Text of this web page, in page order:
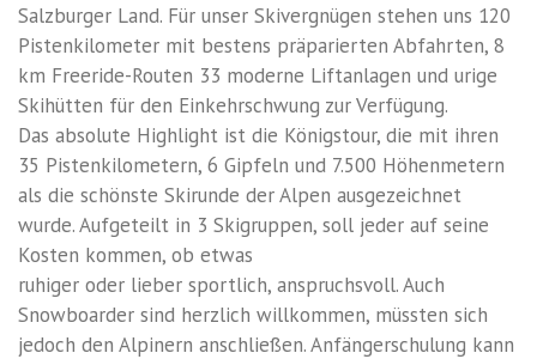
Salzburger Land. Für unser Skivergnügen stehen uns 120
Pistenkilometer mit bestens präparierten Abfahrten, 8
km Freeride-Routen 33 moderne Liftanlagen und urige
Skihütten für den Einkehrschwung zur Verfügung.
Das absolute Highlight ist die Königstour, die mit ihren
35 Pistenkilometern, 6 Gipfeln und 7.500 Höhenmetern
als die schönste Skirunde der Alpen ausgezeichnet
wurde. Aufgeteilt in 3 Skigruppen, soll jeder auf seine
Kosten kommen, ob etwas
ruhiger oder lieber sportlich, anspruchsvoll. Auch
Snowboarder sind herzlich willkommen, müssten sich
jedoch den Alpinern anschließen. Anfängerschulung kann